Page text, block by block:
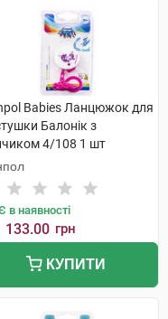
Babies Ланцюжок для
Балонік з
4/108 1 шт
в наявності
133.00 грн
КУПИТИ